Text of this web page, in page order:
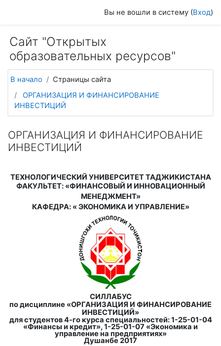
Вы не вошли в систему (Вход)
Сайт "Открытых
образовательных ресурсов"
В начало
Страницы сайта
ОРГАНИЗАЦИЯ И ФИНАНСИРОВАНИЕ
ИНВЕСТИЦИЙ
ОРГАНИЗАЦИЯ И ФИНАНСИРОВАНИЕ
ИНВЕСТИЦИЙ
ТЕХНОЛОГИЧЕСКИЙ УНИВЕРСИТЕТ ТАДЖИКИСТАНА
ФАКУЛЬТЕТ:«ФИНАНСОВЫЙ И ИННОВАЦИОННЫЙ
МЕНЕДЖМЕНТ»
КАФЕДРА:«ЭКОНОМИКА И УПРАВЛЕНИЕ»
СИЛЛАБУС
по дисциплине «ОРГАНИЗАЦИЯ И ФИНАНСИРОВАНИЕ
ИНВЕСТИЦИЙ»
для студентов 4-го курса специальностей: 1-25-01-04
«Финансы и кредит», 1-25-01-07 «Экономика и
управление на предприятиях»
Душанбе 2017